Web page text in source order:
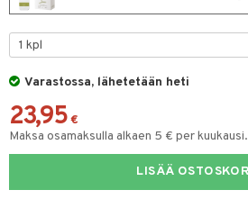
Varastossa, lähetetään heti
23,95 €
Maksa osamaksulla alkaen 5 € per kuukausi.
LISÄÄ
tuotteet
hoito
& saippuat
tuotteet
shave lotion
de cologne
de toilette
tuotteet
poisto
10
& vastauksia